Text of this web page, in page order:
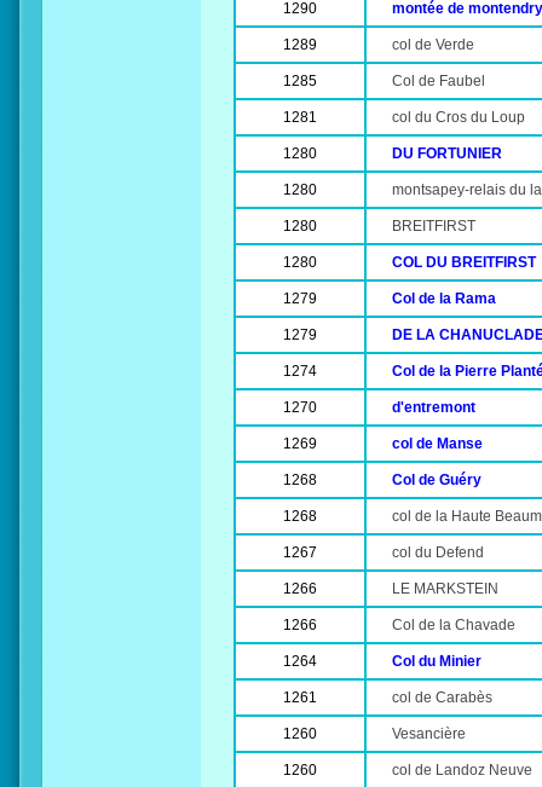
1290 montée de
1289 col de Verde
1285 Col de Faubel
1281 col du Cros du Loup
1280 DU FORTUNIER
1280 montsapey-relais du
1280 BREITFIRST
1280 COL DU BREITFIRST
1279 Col de la Rama
1279 DE LA
1274 Col de la Pierre
1270 d'entremont
1269 col de Manse
1268 Col de Guéry
1268 col de la Haute
1267 col du Defend
1266 LE MARKSTEIN
1266 Col de la Chavade
1264 Col du Minier
1261 col de Carabès
1260 Vesancière
1260 col de Landoz Neuve